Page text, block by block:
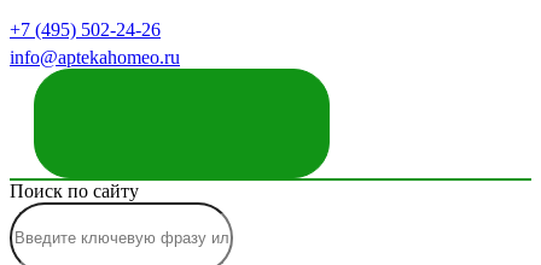
+7 (495) 502-24-26
info@aptekahomeo.ru
Поиск по сайту